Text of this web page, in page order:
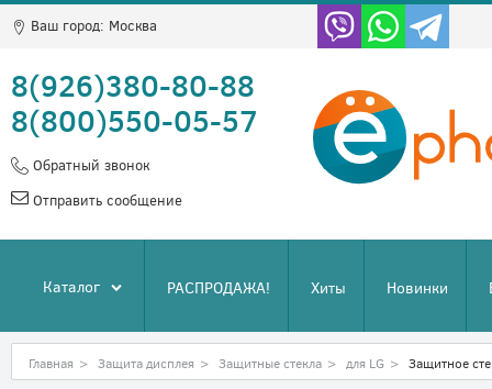
Ваш город: Москва
8(926)380-80-88
8(800)550-05-57
Обратный звонок
Отправить сообщение
Каталог РАСПРОДАЖА! Хиты Новинки
Главная > Защита дисплея > Защитные стекла > для LG > Защитное